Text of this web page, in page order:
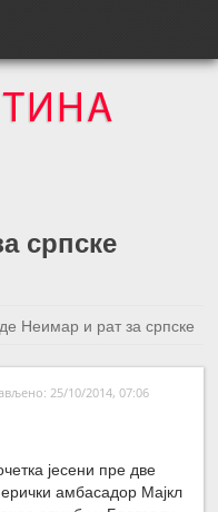
српске
Неимар и рат за српске
Следећа вест →
25/10/2014, 07:06
јесени пре две
амбасадор Мајкл